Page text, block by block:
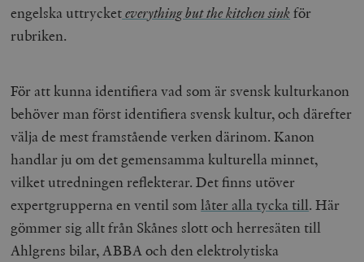
engelska uttrycketeverything but the kitchen sinkför
rubriken.
För att kunna identifiera vad som är svensk kulturkanon
behöver man först identifiera svensk kultur, och därefter
välja de mest framstående verken därinom. Kanon
handlar ju om det gemensamma kulturella minnet,
vilket utredningen reflekterar. Det finns utöver
expertgrupperna en ventil som låter alla tycka till. Här
gömmer sig allt från Skånes slott och herresäten till
Ahlgrens bilar, ABBA och den elektrolytiska